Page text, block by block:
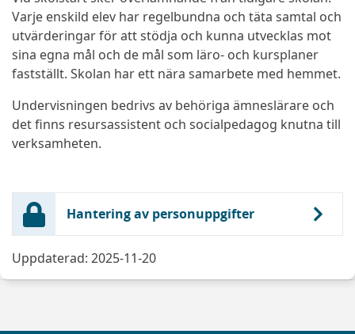
Varje enskild elev har regelbundna och täta samtal och
utvärderingar för att stödja och kunna utvecklas mot
sina egna mål och de mål som läro- och kursplaner
fastställt. Skolan har ett nära samarbete med hemmet.
Undervisningen bedrivs av behöriga ämneslärare och
det finns resursassistent och socialpedagog knutna till
verksamheten.
Hantering av personuppgifter
Uppdaterad: 2025-11-20